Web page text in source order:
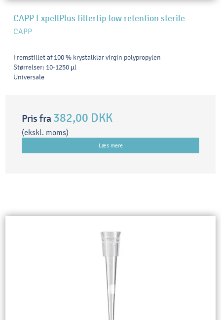
CAPP ExpellPlus filtertip low retention sterile
CAPP
Fremstillet af 100 % krystalklar virgin polypropylen
Størrelser: 10-1250 µl
Universale
Pris fra 382,00 DKK
(ekskl. moms)
Læs mere